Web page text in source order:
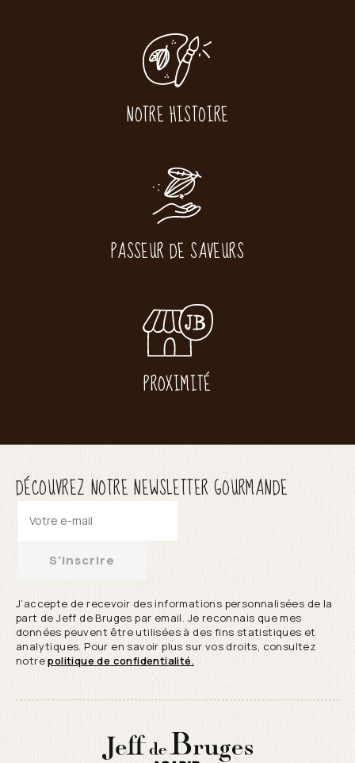
NOTRE HISTOIRE
PASSEUR DE SAVEURS
PROXIMITÉ
DÉCOUVREZ NOTRE NEWSLETTER GOURMANDE
S'inscrire
J’accepte de recevoir des informations personnalisées de la
part de Jeff de Bruges par email. Je reconnais que mes
données peuvent être utilisées à des fins statistiques et
analytiques. Pour en savoir plus sur vos droits, consultez
notrepolitique de confidentialité.